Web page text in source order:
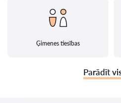
Ģimenes tiesības
Parādīt